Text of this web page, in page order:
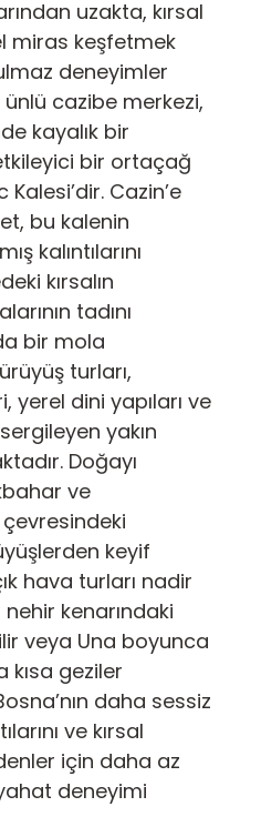
uzakta, kırsal
miras keşfetmek
deneyimler
cazibe merkezi,
kayalık bir
bir ortaçağ
Cazin’e
bu kalenin
kalıntılarını
kırsalın
tadını
bir mola
turları,
yerel dini yapıları ve
yakın
Doğayı
ve
keyif
hava turları nadir
kenarındaki
veya Una boyunca
kısa geziler
daha sessiz
ve kırsal
için daha az
deneyimi